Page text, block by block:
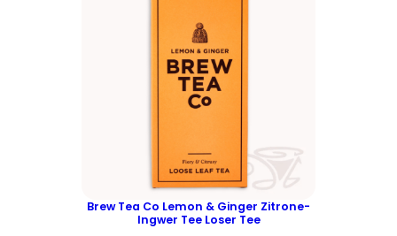
Brew Tea Co Lemon & Ginger Zitrone-
Ingwer Tee Loser Tee